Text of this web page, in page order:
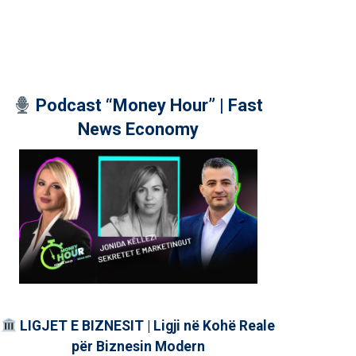
Podcast “Money Hour” | Fast
News Economy
LIGJET E BIZNESIT | Ligji në Kohë Reale
për Biznesin Modern